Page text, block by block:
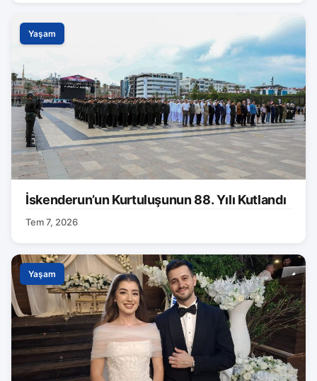
Yaşam
İskenderun’un Kurtuluşunun 88. Yılı Kutlandı
Tem 7, 2026
Yaşam